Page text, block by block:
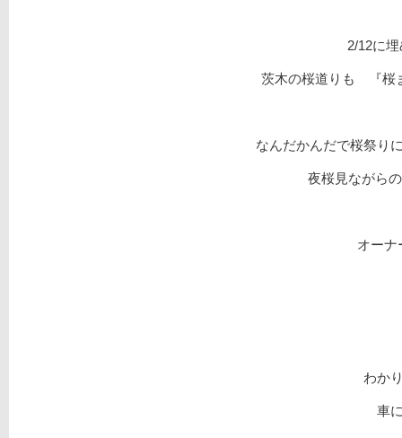
2/12に
茨木の桜道りも 『桜
なんだかんだで桜祭り
夜桜見ながら
オーナ
わか
車